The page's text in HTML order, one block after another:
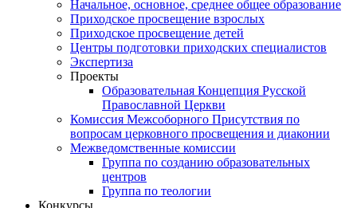
Начальное, основное, среднее общее образование
Приходское просвещение взрослых
Приходское просвещение детей
Центры подготовки приходских специалистов
Экспертиза
Проекты
Образовательная Концепция Русской
Православной Церкви
Комиссия Межсоборного Присутствия по
вопросам церковного просвещения и диаконии
Межведомственные комиссии
Группа по созданию образовательных
центров
Группа по теологии
Конкурсы